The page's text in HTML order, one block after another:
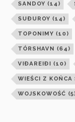
SANDOY (14)
SUÐUROY (14)
TOPONIMY (10)
TÓRSHAVN (64)
VIÐAREIÐI (10)
WIEŚCI Z KOŃCA
WOJSKOWOŚĆ